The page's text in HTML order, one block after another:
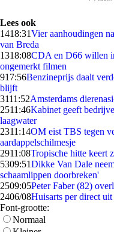
Lees ook
1418:31Vier aanhoudingen
van Breda
1318:08CDA en D66 willen
ongemerkt filmen
917:56Benzineprijs daalt
blijft
3111:52Amsterdams
2511:46Kabinet geeft
laagwater
2311:14OM eist TBS tegen
aardappelschilmesje
2911:08Tropische hitte keert
5309:51Dikke Van Dale
schaamlippen doorbreken'
2509:05Peter Faber (82)
2406/08Huisarts per direct
Font-grootte:
Normaal